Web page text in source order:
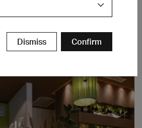
Dismiss Confirm